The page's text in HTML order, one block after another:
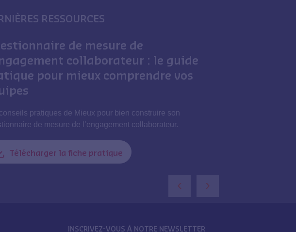
RESSOURCES
de mesure de
collaborateur : le guide
pour mieux comprendre vos
conseils pratiques de Mieux pour bien construire son
de mesure de l’engagement collaborateur.
Télécharger la fiche pratique
‹ ›
INSCRIVEZ-VOUS À NOTRE NEWSLETTER